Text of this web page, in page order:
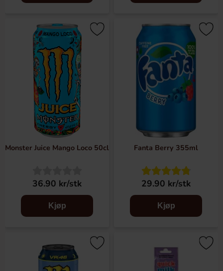
Monster Juice Mango Loco 50cl
36.90 kr/stk
Kjøp
Fanta Berry 355ml
29.90 kr/stk
Kjøp